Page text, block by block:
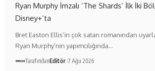
Ryan Murphy İmzalı ‘The Shards’ İlk İki
Disney+’ta
Bret Easton Ellis’in çok satan romanından
Ryan Murphy’nin yapımcılığında…
TarafındanEditör 7 Ağu 2026